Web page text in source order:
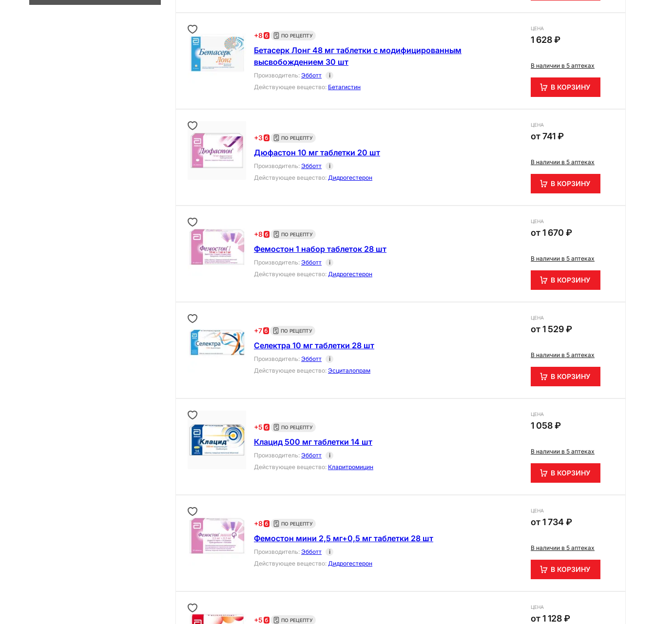
+8 ПО РЕЦЕПТУ
Бетасерк Лонг 48 мг таблетки с модифицированным
высвобождением 30 шт
Производитель: Эбботт
i
Действующее вещество: Бетагистин
ЦЕНА
1 628 ₽
В наличии в 5 аптеках
В КОРЗИНУ
+3 ПО РЕЦЕПТУ
Дюфастон 10 мг таблетки 20 шт
Производитель: Эбботт
i
Действующее вещество: Дидрогестерон
ЦЕНА
от741 ₽
В наличии в 5 аптеках
В КОРЗИНУ
+8 ПО РЕЦЕПТУ
Фемостон 1 набор таблеток 28 шт
Производитель: Эбботт
i
Действующее вещество: Дидрогестерон
ЦЕНА
от1 670 ₽
В наличии в 5 аптеках
В КОРЗИНУ
+7 ПО РЕЦЕПТУ
Селектра 10 мг таблетки 28 шт
Производитель: Эбботт
i
Действующее вещество: Эсциталопрам
ЦЕНА
от1 529 ₽
В наличии в 5 аптеках
В КОРЗИНУ
+5 ПО РЕЦЕПТУ
Клацид 500 мг таблетки 14 шт
Производитель: Эбботт
i
Действующее вещество: Кларитромицин
ЦЕНА
1 058 ₽
В наличии в 5 аптеках
В КОРЗИНУ
+8 ПО РЕЦЕПТУ
Фемостон мини 2,5 мг+0,5 мг таблетки 28 шт
Производитель: Эбботт
i
Действующее вещество: Дидрогестерон
ЦЕНА
от1 734 ₽
В наличии в 5 аптеках
В КОРЗИНУ
+5 ПО РЕЦЕПТУ
ЦЕНА
от1 128 ₽